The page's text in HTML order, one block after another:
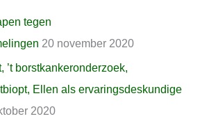
tegen
20 november 2020
’t borstkankeronderzoek,
Ellen als ervaringsdeskundige
2020